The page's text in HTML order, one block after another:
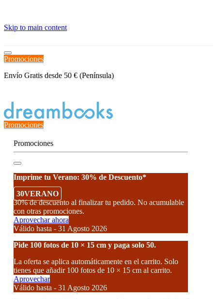
Skip to main content
Promociones
Envío Gratis desde 50 € (Península)
Promociones
Promociones
Imprime tu Verano: 30% de Descuento*
30VERANO
30% de descuento al finalizar tu pedido. No acumulable
con otras promociones.
Aprovechar ahora
Válido hasta - 31 Agosto 2026
Pide 100 fotos de 10 × 15 cm y paga solo 50.
La oferta se aplica automáticamente en el carrito. Solo
tienes que añadir 100 fotos de 10 × 15 cm al carrito.
Aprovechar
Válido hasta - 31 Agosto 2026
≡